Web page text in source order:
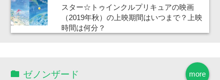
スター☆トゥインクルプリキュアの映画
（2019年秋）の上映期間はいつまで？上映
時間は何分？
more
ゼノンザード